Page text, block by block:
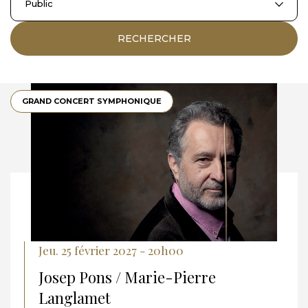
Public
RECHERCHER
Josep Pons / Marie-Pierre
Langlamet
Jeu. 25 février 2027 - 20h00
GRAND CONCERT SYMPHONIQUE